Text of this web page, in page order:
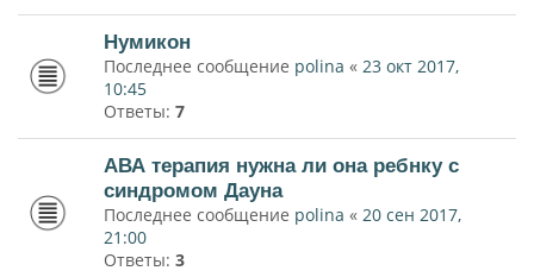
Нумикон
Последнее сообщение polina « 23 окт 2017,
10:45
Ответы: 7
АВА терапия нужна ли она ребнку с
синдромом Дауна
Последнее сообщение polina « 20 сен 2017,
21:00
Ответы: 3